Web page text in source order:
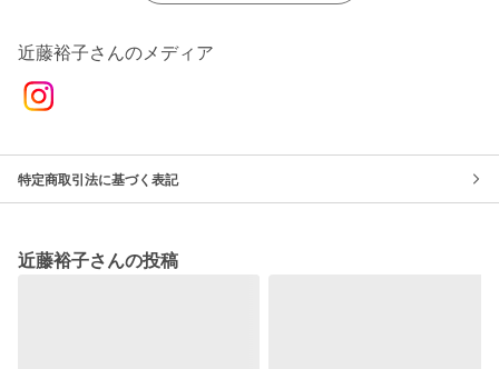
近藤裕子さんのメディア
特定商取引法に基づく表記
近藤裕子さんの投稿